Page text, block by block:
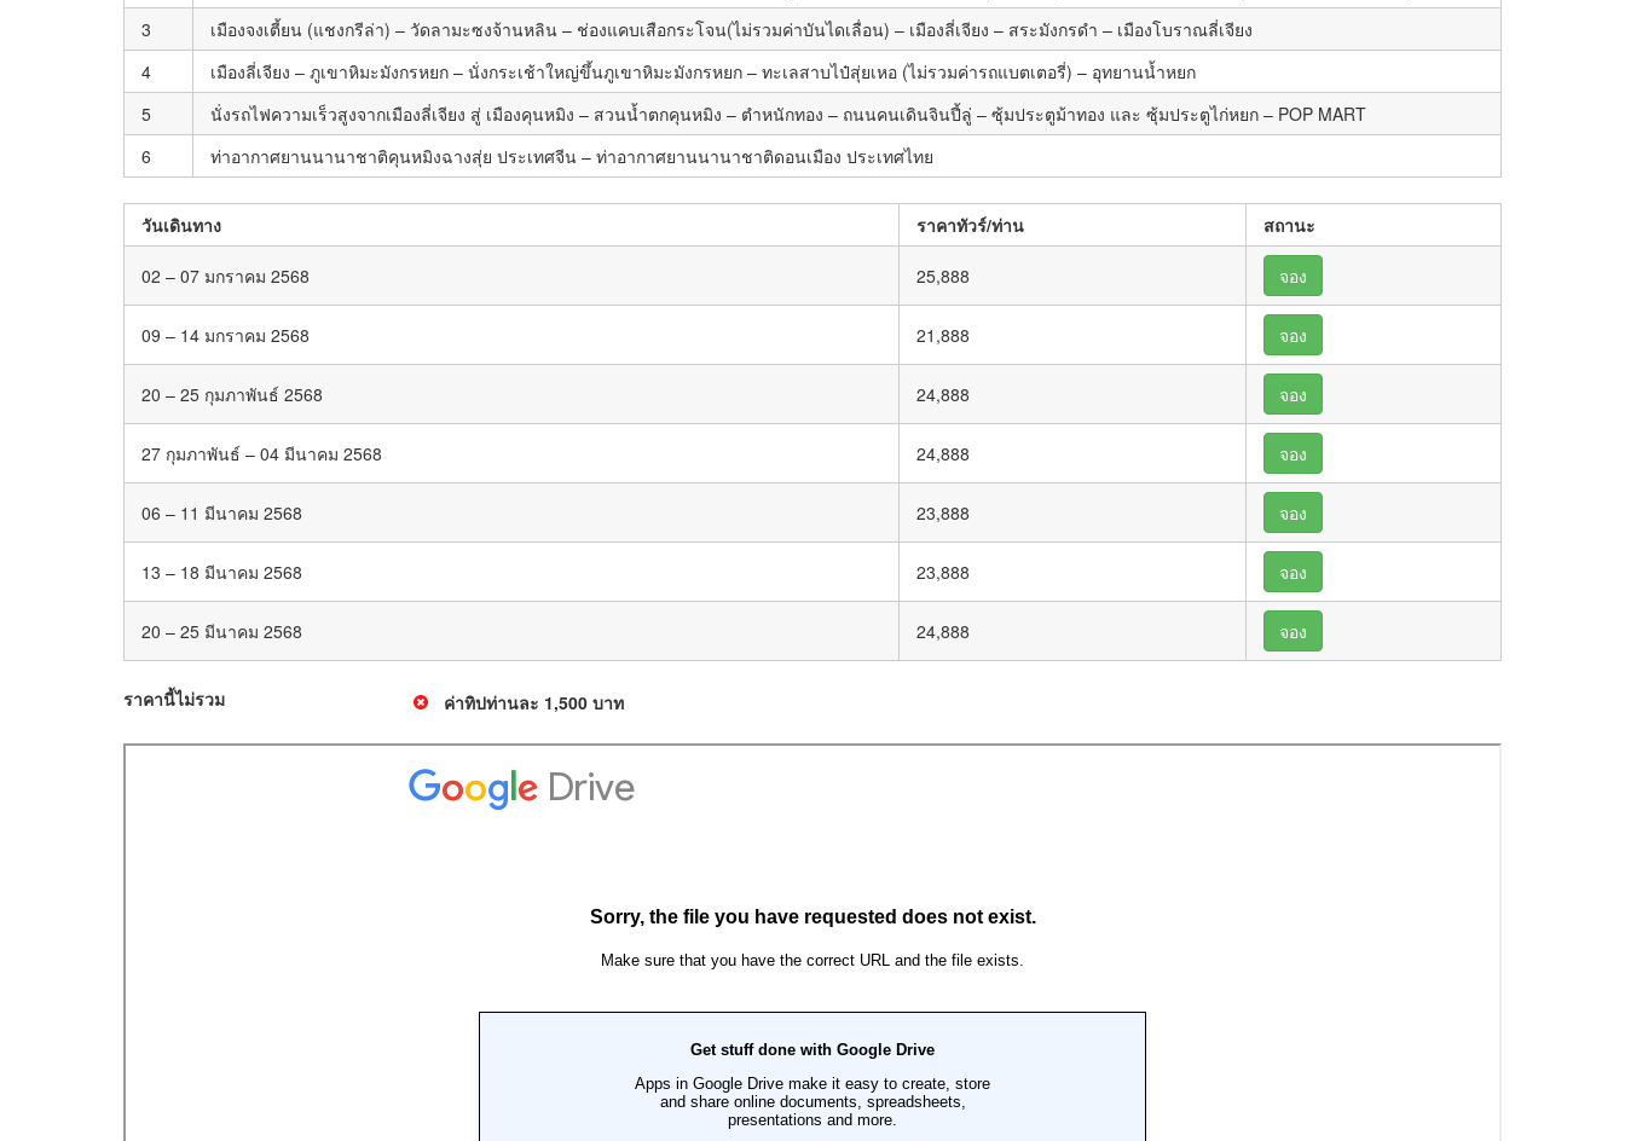
3
เมืองจงเตี้ยน (แชงกรีล่า) – วัดลามะซงจ้านหลิน – ช่องแคบเสือกระโจน(ไม่รวมค่าบันไดเลื่อน) – เมืองลี่เจียง – สระมังกรดำ – เมืองโบราณลี่เจียง
4
เมืองลี่เจียง – ภูเขาหิมะมังกรหยก – นั่งกระเช้าใหญ่ขึ้นภูเขาหิมะมังกรหยก – ทะเลสาบไป๋สุ่ยเหอ (ไม่รวมค่ารถแบตเตอรี่) – อุทยานน้ำหยก
5
นั่งรถไฟความเร็วสูงจากเมืองลี่เจียง สู่ เมืองคุนหมิง – สวนน้ำตกคุนหมิง – ตำหนักทอง – ถนนคนเดินจินปี้ลู่ – ซุ้มประตูม้าทอง และ ซุ้มประตูไก่หยก – POP MART
6
ท่าอากาศยานนานาชาติคุนหมิงฉางสุ่ย ประเทศจีน – ท่าอากาศยานนานาชาติดอนเมือง ประเทศไทย
วันเดินทาง ราคาทัวร์/ท่าน สถานะ
02 – 07 มกราคม 2568 25,888 จอง
09 – 14 มกราคม 2568 21,888 จอง
20 – 25 กุมภาพันธ์ 2568 24,888 จอง
27 กุมภาพันธ์ – 04 มีนาคม 2568 24,888 จอง
06 – 11 มีนาคม 2568 23,888 จอง
13 – 18 มีนาคม 2568 23,888 จอง
20 – 25 มีนาคม 2568 24,888 จอง
ราคานี้ไม่รวม ค่าทิปท่านละ 1,500 บาท